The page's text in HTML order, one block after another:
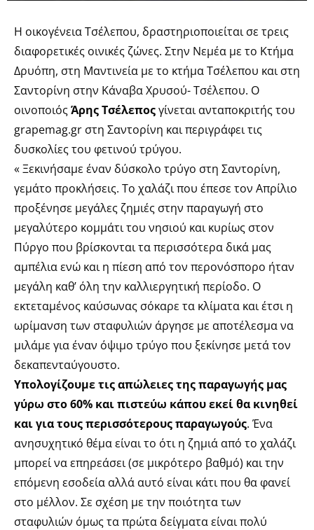
Η οικογένεια Τσέλεπου, δραστηριοποιείται σε τρεις
διαφορετικές οινικές ζώνες. Στην Νεμέα με το Κτήμα
Δρυόπη, στη Μαντινεία με το κτήμα Τσέλεπου και στη
Σαντορίνη στην Κάναβα Χρυσού- Τσέλεπου. O
οινοποιόςΆρης Τσέλεποςγίνεται ανταποκριτής του
grapemag.gr στη Σαντορίνη και περιγράφει τις
δυσκολίες του φετινού τρύγου.
« Ξεκινήσαμε έναν δύσκολο τρύγο στη Σαντορίνη,
γεμάτο προκλήσεις. Το χαλάζι που έπεσε τον Απρίλιο
προξένησε μεγάλες ζημιές στην παραγωγή στο
μεγαλύτερο κομμάτι του νησιού και κυρίως στον
Πύργο που βρίσκονται τα περισσότερα δικά μας
αμπέλια ενώ και η πίεση από τον περονόσπορο ήταν
μεγάλη καθ’ όλη την καλλιεργητική περίοδο. Ο
εκτεταμένος καύσωνας σόκαρε τα κλίματα και έτσι η
ωρίμανση των σταφυλιών άργησε με αποτέλεσμα να
μιλάμε για έναν όψιμο τρύγο που ξεκίνησε μετά τον
δεκαπενταύγουστο.
Υπολογίζουμε τις απώλειες της παραγωγής μας
γύρω στο 60% και πιστεύω κάπου εκεί θα κινηθεί
και για τους περισσότερους παραγωγούς. Ένα
ανησυχητικό θέμα είναι το ότι η ζημιά από το χαλάζι
μπορεί να επηρεάσει (σε μικρότερο βαθμό) και την
επόμενη εσοδεία αλλά αυτό είναι κάτι που θα φανεί
στο μέλλον. Σε σχέση με την ποιότητα των
σταφυλιών όμως τα πρώτα δείγματα είναι πολύ